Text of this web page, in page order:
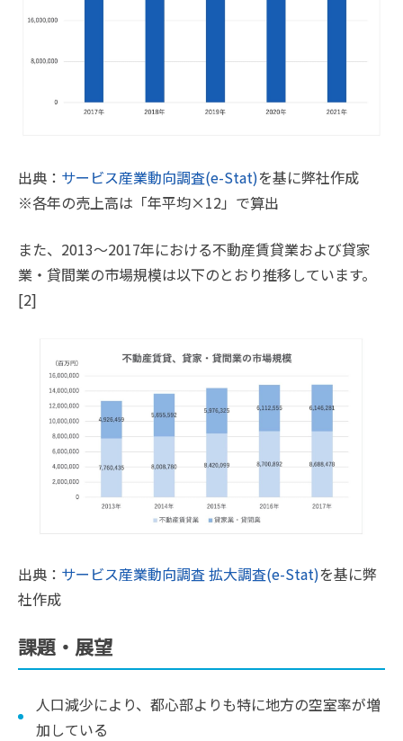
出典： サービス産業動向調査(e-Stat)を基に弊社作成
※各年の売上高は「年平均×12」で算出
また、2013〜2017年における不動産賃貸業および貸家
業・貸間業の市場規模は以下のとおり推移しています。
[2]
出典： サービス産業動向調査 拡大調査(e-Stat)を基に弊
社作成
課題・展望
人口減少により、都心部よりも特に地方の空室率が増
加している